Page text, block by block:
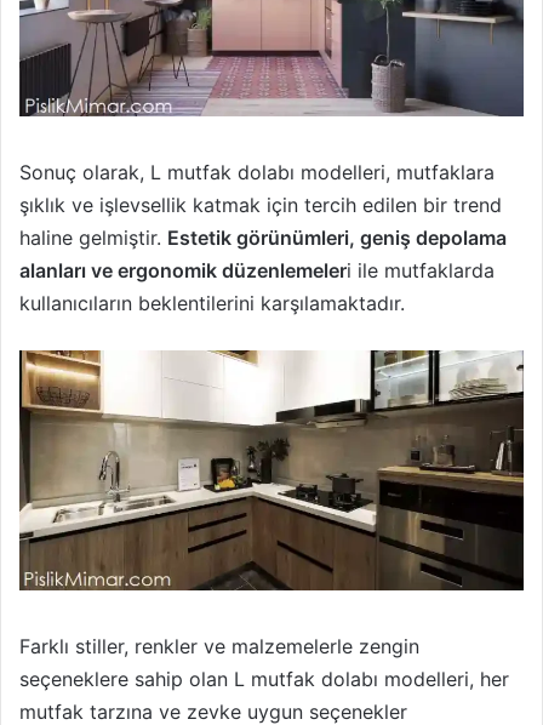
Sonuç olarak, L mutfak dolabı modelleri, mutfaklara
şıklık ve işlevsellik katmak için tercih edilen bir trend
haline gelmiştir. Estetik görünümleri, geniş depolama
alanları ve ergonomik düzenlemeleri ile mutfaklarda
kullanıcıların beklentilerini karşılamaktadır.
Farklı stiller, renkler ve malzemelerle zengin
seçeneklere sahip olan L mutfak dolabı modelleri, her
mutfak tarzına ve zevke uygun seçenekler